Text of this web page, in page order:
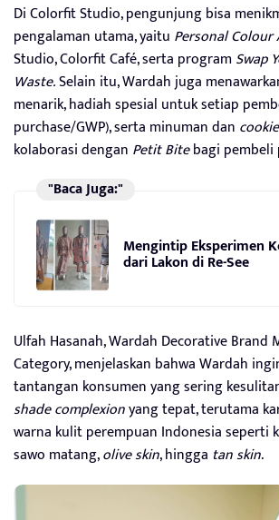
Di Colorfit Studio, pengunjung bisa
pengalaman utama, yaitu Personal Colour
Studio, Colorfit Café, serta programSwap
Waste.Selain itu, Wardah juga
menarik, hadiah spesial untuk setiap
purchase/GWP), serta minuman dan
kolaborasi dengan Petit Bitebagi pembeli
"Baca Juga:"
Mengintip Eksperimen
dari Lakon di Re-See
Ulfah Hasanah, Wardah Decorative Brand
Category, menjelaskan bahwa Wardah
tantangan konsumen yang sering
shade complexionyang tepat, terutama
warna kulit perempuan Indonesia seperti
sawo matang,olive skin, hingga tan skin.